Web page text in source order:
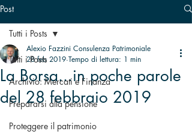
Post
Tutti i Posts
Archivio: Mercati e Finanza
Prepararsi alla pensione
Proteggere il patrimonio
Tutti i Posts
La Borsa...in poche parole
del 28 febbraio 2019
Alexio Fazzini Consulenza Patrimoniale
28 feb 2019 Tempo di lettura: 1 min